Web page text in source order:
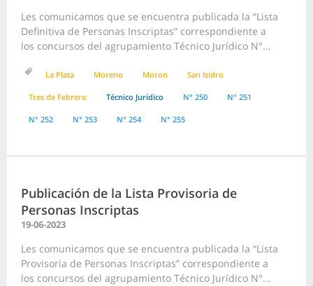
Les comunicamos que se encuentra publicada la “Lista
Definitiva de Personas Inscriptas” correspondiente a
los concursos del agrupamiento Técnico Jurídico N°...
La Plata Moreno Moron San Isidro
Tres de Febrero Técnico Jurídico N° 250 N° 251
N° 252 N° 253 N° 254 N° 255
Publicación de la Lista Provisoria de
Personas Inscriptas
19-06-2023
Les comunicamos que se encuentra publicada la “Lista
Provisoria de Personas Inscriptas” correspondiente a
los concursos del agrupamiento Técnico Jurídico N°...